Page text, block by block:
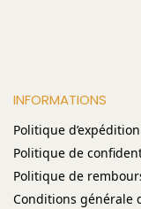
INFORMATIONS
Politique d’expédition
Politique de
Politique de
Conditions générale